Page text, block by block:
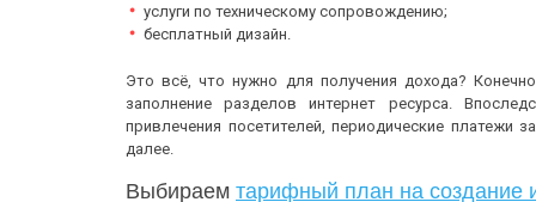
услуги по техническому сопровождению;
бесплатный дизайн.
Это всё, что нужно для получения дохода?
заполнение разделов интернет ресурса.
привлечения посетителей, периодические платежи
далее.
Выбираем тарифный план на создание